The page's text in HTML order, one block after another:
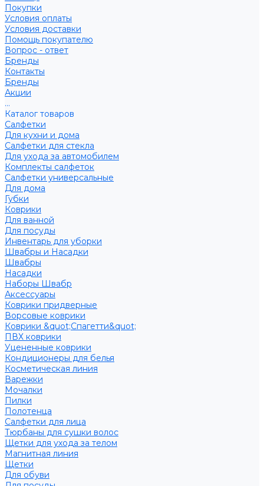
Покупки
Условия оплаты
Условия доставки
Помощь покупателю
Вопрос - ответ
Бренды
Контакты
Бренды
Акции
...
Каталог товаров
Салфетки
Для кухни и дома
Салфетки для стекла
Для ухода за автомобилем
Комплекты салфеток
Салфетки универсальные
Для дома
Губки
Коврики
Для ванной
Для посуды
Инвентарь для уборки
Швабры и Насадки
Швабры
Насадки
Наборы Швабр
Аксессуары
Коврики придверные
Ворсовые коврики
Коврики &quot;Спагетти&quot;
ПВХ коврики
Уцененные коврики
Кондиционеры для белья
Косметическая линия
Варежки
Мочалки
Пилки
Полотенца
Салфетки для лица
Тюрбаны для сушки волос
Щетки для ухода за телом
Магнитная линия
Щетки
Для обуви